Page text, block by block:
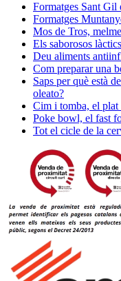
Formatges Sant
Formatges
Mos de Tros,
Els saborosos
Deu aliments
Com preparar una
Saps per què està
oleato?
Cim i tomba, el plat
Poke bowl, el fast
Tot el cicle de la